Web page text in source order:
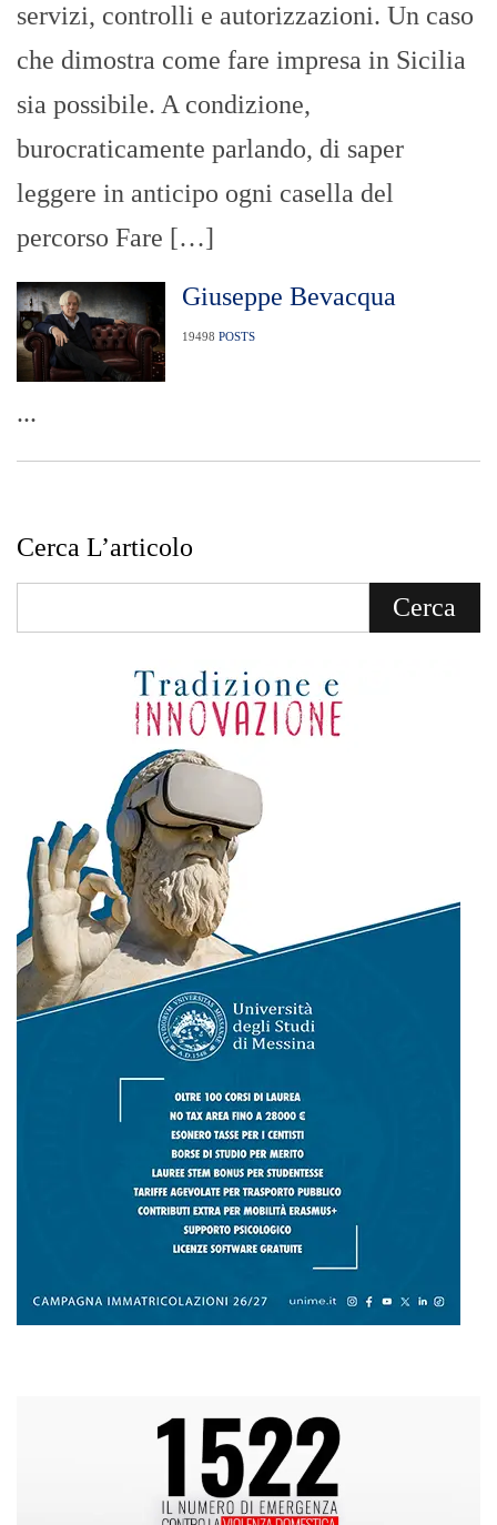
servizi, controlli e autorizzazioni. Un caso
che dimostra come fare impresa in Sicilia
sia possibile. A condizione,
burocraticamente parlando, di saper
leggere in anticipo ogni casella del
percorso Fare […]
Giuseppe Bevacqua
19498 POSTS
...
Cerca L’articolo